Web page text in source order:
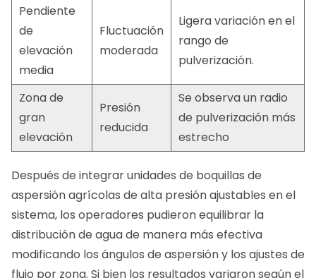
Pendiente
de
elevación
media
Fluctuación
moderada
Ligera variación en el
rango de
pulverización.
Zona de
gran
elevación
Presión
reducida
Se observa un radio
de pulverización más
estrecho
Después de integrar unidades de boquillas de
aspersión agrícolas de alta presión ajustables en el
sistema, los operadores pudieron equilibrar la
distribución de agua de manera más efectiva
modificando los ángulos de aspersión y los ajustes de
flujo por zona. Si bien los resultados variaron según el